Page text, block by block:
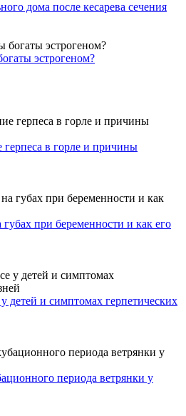
дома после кесарева сечения
эстрогеном?
герпеса в горле и причины
при беременности и как его
детей и симптомах герпетических
периода ветрянки у